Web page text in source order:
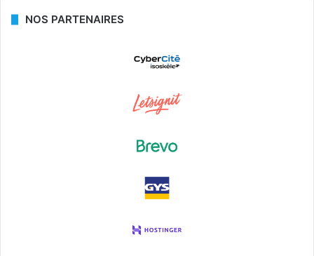
NOS PARTENAIRES